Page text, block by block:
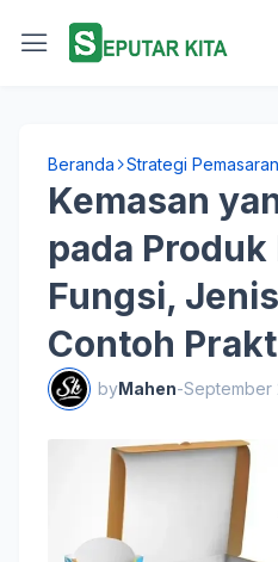
Beranda Strategi
Kemasan
pada
Fungsi,
Contoh
byMahen-September